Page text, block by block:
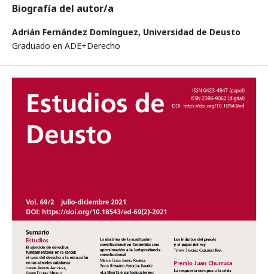
Biografía del autor/a
Adrián Fernández Domínguez, Universidad de Deusto
Graduado en ADE+Derecho